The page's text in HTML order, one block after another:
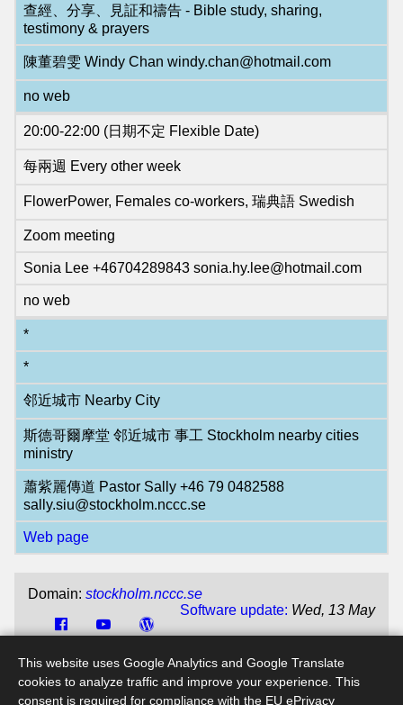
This website uses Google Analytics and Google Translate
cookies to analyze traffic and improve your experience. This
consent is required for compliance with the EU ePrivacy
查經、分享、見証和禱告 - Bible study, sharing,
testimony & prayers
陳董碧雯 Windy Chan windy.chan@hotmail.com
no web
20:00-22:00 (日期不定 Flexible Date)
每兩週 Every other week
FlowerPower, Females co-workers, 瑞典語 Swedish
Zoom meeting
Sonia Lee +46704289843 sonia.hy.lee@hotmail.com
no web
*
*
邻近城市 Nearby City
斯德哥爾摩堂 邻近城市 事工 Stockholm nearby cities
ministry
蕭紫麗傳道 Pastor Sally +46 79 0482588
sally.siu@stockholm.nccc.se
Web page
Domain: stockholm.nccc.se
Software update: Wed, 13 May
CMS update:
Mon, 30 Dec 2024
File name: calendar.jsp